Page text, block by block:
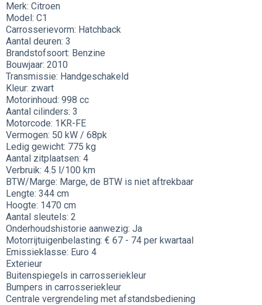
Merk: Citroen
Model: C1
Carrosserievorm: Hatchback
Aantal deuren: 3
Brandstofsoort: Benzine
Bouwjaar: 2010
Transmissie: Handgeschakeld
Kleur: zwart
Motorinhoud: 998 cc
Aantal cilinders: 3
Motorcode: 1KR-FE
Vermogen: 50 kW / 68pk
Ledig gewicht: 775 kg
Aantal zitplaatsen: 4
Verbruik: 4.5 l/100 km
BTW/Marge: Marge, de BTW is niet aftrekbaar
Lengte: 344 cm
Hoogte: 1470 cm
Aantal sleutels: 2
Onderhoudshistorie aanwezig: Ja
Motorrijtuigenbelasting: € 67 - 74 per kwartaal
Emissieklasse: Euro 4
Exterieur
Buitenspiegels in carrosseriekleur
Bumpers in carrosseriekleur
Centrale vergrendeling met afstandsbediening